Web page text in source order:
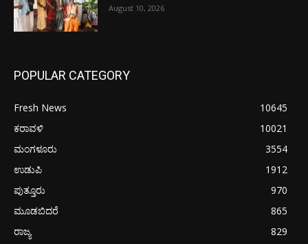
August 10, 2026
POPULAR CATEGORY
Fresh News
10645
ಕರಾವಳಿ
10021
ಮಂಗಳೂರು
3554
ಉಡುಪಿ
1912
ಪುತ್ತೂರು
970
ಮೂಡಬಿದರೆ
865
ರಾಜ್ಯ
829